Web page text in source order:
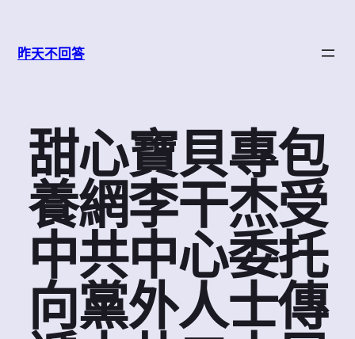
昨天不回答
甜心寶貝專包
養網李干杰受
中共中心委托
向黨外人士傳